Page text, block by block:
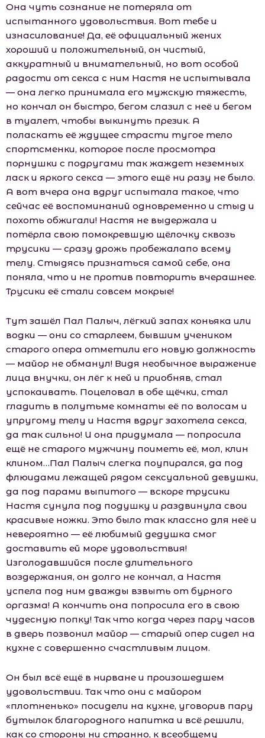
Она чуть сознание не потеряла от
испытанного удовольствия. Вот тебе и
изнасилование! Да, её официальный жених
хороший и положительный, он чистый,
аккуратный и внимательный, но вот особой
радости от секса с ним Настя не испытывала
— она легко принимала его мужскую тяжесть,
но кончал он быстро, бегом слазил с неё и бегом
в туалет, чтобы выкинуть презик. А
поласкать её ждущее страсти тугое тело
спортсменки, которое после просмотра
порнушки с подругами так жаждет неземных
ласк и яркого секса — этого ещё ни разу не было.
А вот вчера она вдруг испытала такое, что
сейчас её воспоминаний одновременно и стыд и
похоть обжигали! Настя не выдержала и
потёрла свою помокревшую щёлочку сквозь
трусики — сразу дрожь пробежалапо всему
телу. Стыдясь признаться самой себе, она
поняла, что и не против повторить вчерашнее.
Трусики её стали совсем мокрые!
Тут зашёл Пал Палыч, лёгкий запах коньяка или
водки — они со старлеем, бывшим учеником
старого опера отметили его новую должность
— майор не обманул! Видя необычное выражение
лица внучки, он лёг к ней и приобняв, стал
успокаивать. Поцеловал в обе щёчки, стал
гладить в полутьме комнаты её по волосам и
упругому телу и Настя вдруг захотела секса,
да так сильно! И она придумала — попросила
ещё не старого мужчину поиметь её, мол, клин
клином…Пал Палыч слегка поупирался, да под
флюидами лежащей рядом сексуальной девушки,
да под парами выпитого — вскоре трусики
Настя сунула под подушку и раздвинула свои
красивые ножки. Это было так классно для неё и
невероятно — её любимый дедушка смог
доставить ей море удовольствия!
Изголодавшийся после длительного
воздержания, он долго не кончал, а Настя
успела под ним дважды взвыть от бурного
оргазма! А кончить она попросила его в свою
чудесную попку! Так что когда через пару часов
в дверь позвонил майор — старый опер сидел на
кухне с совершенно счастливым лицом.
Он был всё ещё в нирване и произошедшем
удовольствии. Так что они с майором
«плотненько» посидели на кухне, уговорив пару
бутылок благородного напитка и всё решили,
как со стороны ни странно, к всеобщему